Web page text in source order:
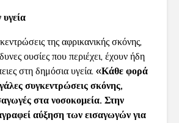
της αφρικανικής σκόνης,
ουσίες που περιέχει, έχουν ήδη
στη δημόσια υγεία. «Κάθε φορά
συγκεντρώσεις σκόνης,
στα νοσοκομεία. Στην
αύξηση των εισαγωγών για